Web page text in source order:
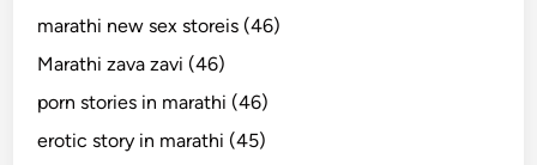
marathi new sex storeis (46)
Marathi zava zavi (46)
porn stories in marathi (46)
erotic story in marathi (45)